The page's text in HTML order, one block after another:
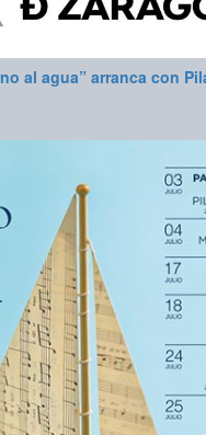
al agua” arranca con